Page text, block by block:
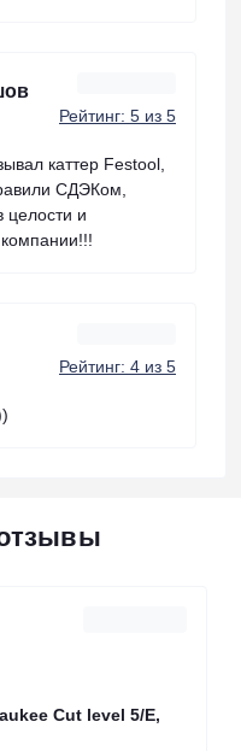
Рейтинг: 5 из 5
каттер Festool,
СДЭКом,
целости и
Рейтинг: 4 из 5
Cut level 5/Е,